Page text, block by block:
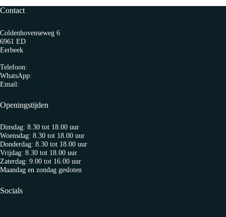
Contact
Coldenhovenseweg 6
6961 ED
Eerbeek
Telefoon:
WhatsApp:
Email:
Openingstijden
Dinsdag: 8.30 tot 18.00 uur
Woensdag: 8.30 tot 18.00 uur
Donderdag: 8.30 tot 18.00 uur
Vrijdag: 8.30 tot 18.00 uur
Zaterdag: 9.00 tot 16.00 uur
Maandag en zondag gesloten
Socials